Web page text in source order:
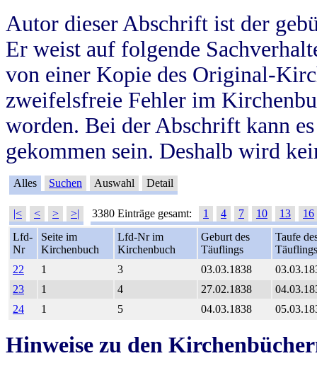
Autor dieser Abschrift ist der
Er weist auf folgende
von einer Kopie des Original-
zweifelsfreie Fehler im
worden. Bei der Abschrift kann
gekommen sein. Deshalb wird
Alles Suchen Auswahl Detail
|< < > >| 3380 Einträge gesamt: 1 4 7 10 13
16
Lfd-
Nr
Seite im
Kirchenbuch
Lfd-Nr im
Kirchenbuch
Geburt des
Täuflings
Taufe
Täuflings
22
1 3 03.03.1838
23
1 4 27.02.1838
24
1 5 04.03.1838
Hinweise zu den